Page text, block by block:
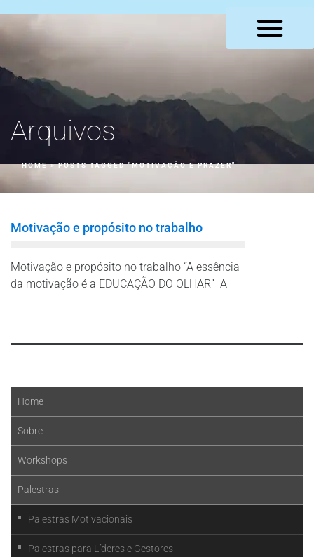
Arquivos
HOME»POSTS TAGGED "MOTIVAÇÃO E PRAZER"
Motivação e propósito no trabalho
Motivação e propósito no trabalho “A essência
da motivação é a EDUCAÇÃO DO OLHAR” A
Home
Sobre
Workshops
Palestras
Palestras Motivacionais
Palestras para Líderes e Gestores